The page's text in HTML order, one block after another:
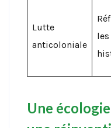
Lutte
anticoloniale
Une